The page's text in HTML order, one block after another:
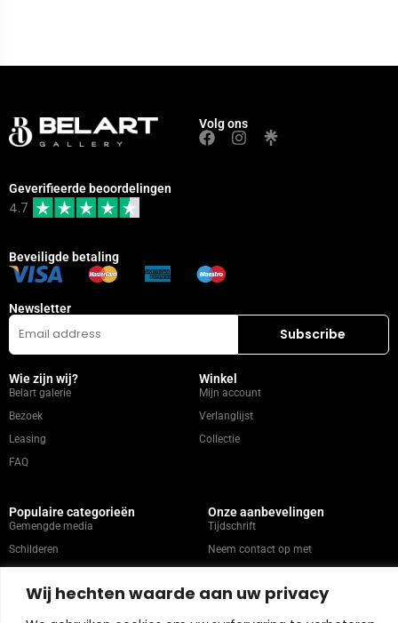
Wij hechten waarde aan uw privacy
Volg ons
Geverifieerde beoordelingen
4.7
Beveiligde betaling
Newsletter
Wie zijn wij?
Belart galerie
Bezoek
Leasing
FAQ
Winkel
Mijn account
Verlanglijst
Collectie
Populaire categorieën
Gemengde media
Schilderen
Portret
Onze aanbevelingen
Tijdschrift
Neem contact op met